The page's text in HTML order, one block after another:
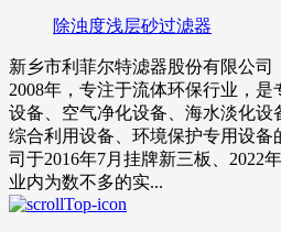
除浊度浅层砂过滤器
新乡市利菲尔特滤器股份有限公
2008年，专注于流体环保行业，
设备、空气净化设备、海水淡化
综合利用设备、环境保护专用设
司于2016年7月挂牌新三板、2022
业内为数不多的实...